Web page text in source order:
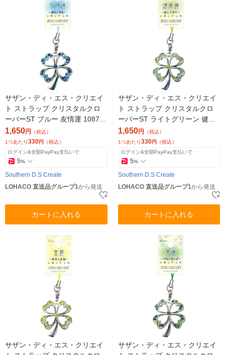
サザン・ディ・エス・クリエイ
ト ストラップ クリスタルクロ
ーバーST ブルー 友情運 10876
1セット(5個)（直送品）
1,650円
（税込）
1つあたり330円 （税込）
ログイン&全額PayPay支払いで
5%
Southern D.S Create
LOHACO 直送品グループ1から発送
カートに入れる
サザン・ディ・エス・クリエイ
ト ストラップ クリスタルクロ
ーバーST ライトグリーン 健康
運 10874 1セット(5個)（直送
品）
1,650円
（税込）
1つあたり330円 （税込）
ログイン&全額PayPay支払いで
5%
Southern D.S Create
LOHACO 直送品グループ1から発送
カートに入れる
サザン・ディ・エス・クリエイ
サザン・ディ・エス・クリエイ